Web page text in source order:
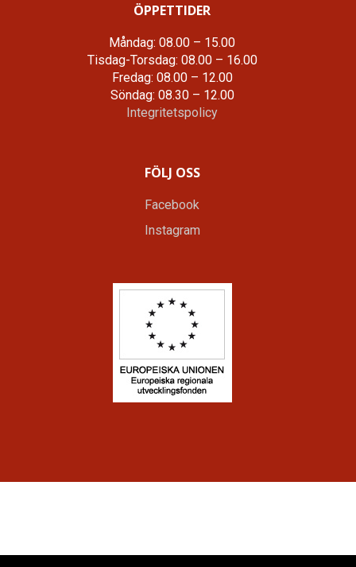
ÖPPETTIDER
Måndag: 08.00 – 15.00
Tisdag-Torsdag: 08.00 – 16.00
Fredag: 08.00 – 12.00
Söndag: 08.30 – 12.00
Integritetspolicy
FÖLJ OSS
Facebook
Instagram